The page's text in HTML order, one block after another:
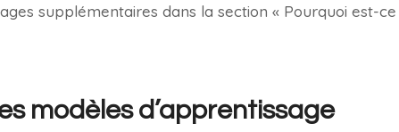
supplémentaires dans la section « Pourquoi est-
modèles d’apprentissage